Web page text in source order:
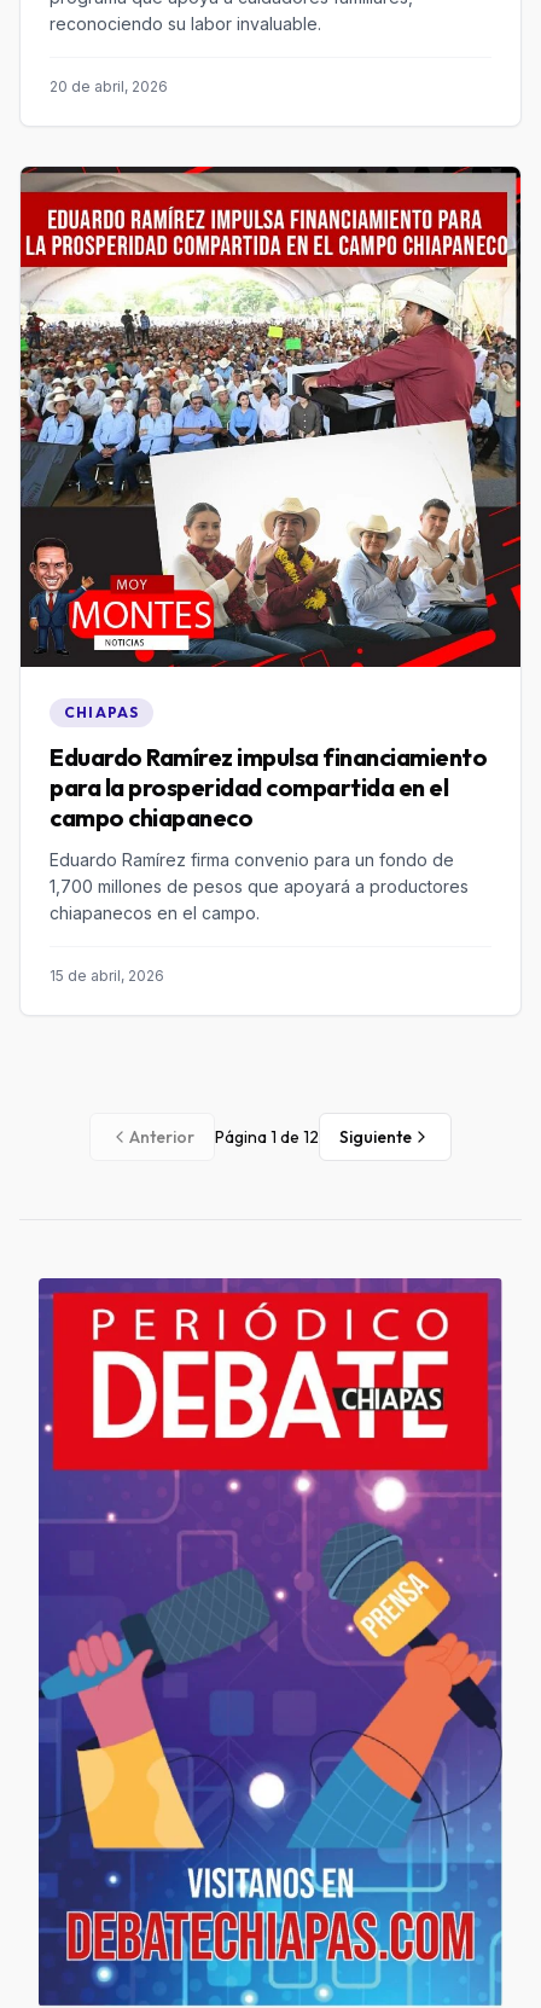
reconociendo su labor invaluable.
20 de abril, 2026
CHIAPAS
Eduardo Ramírez impulsa financiamiento
para la prosperidad compartida en el
campo chiapaneco
Eduardo Ramírez firma convenio para un fondo de
1,700 millones de pesos que apoyará a productores
chiapanecos en el campo.
15 de abril, 2026
Anterior Página1 de 12 Siguiente